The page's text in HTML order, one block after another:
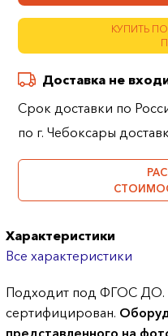
КУПИТЬ
Доставка не
Срок доставки по
по г. Чебоксары
Характеристики
Все характеристики
Подходит под ФГОС ДО.
сертифицирован.
представленного на